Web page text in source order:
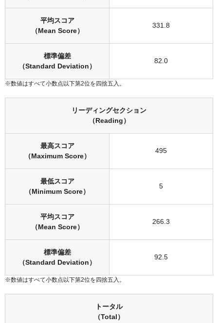
平均スコア
（Mean Score）
331.8
標準偏差
（Standard Deviation）
82.0
※数値はすべて小数点以下第2位を四捨五入。
リーディングセクション
（Reading）
最高スコア
（Maximum Score）
495
最低スコア
（Minimum Score）
5
平均スコア
（Mean Score）
266.3
標準偏差
（Standard Deviation）
92.5
※数値はすべて小数点以下第2位を四捨五入。
トータル
（Total）